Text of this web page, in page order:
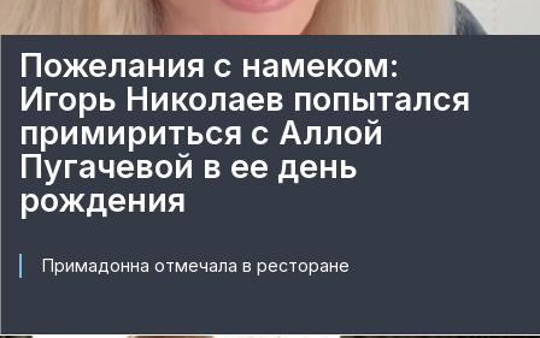
Пожелания с намеком:
Игорь Николаев попытался
примириться с Аллой
Пугачевой в ее день
рождения
Примадонна отмечала в ресторане